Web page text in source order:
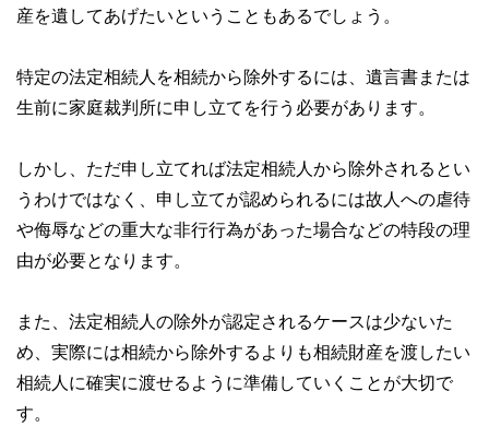
産を遺してあげたいということもあるでしょう。
特定の法定相続人を相続から除外するには、遺言書または
生前に家庭裁判所に申し立てを行う必要があります。
しかし、ただ申し立てれば法定相続人から除外されるとい
うわけではなく、申し立てが認められるには故人への虐待
や侮辱などの重大な非行行為があった場合などの特段の理
由が必要となります。
また、法定相続人の除外が認定されるケースは少ないた
め、実際には相続から除外するよりも相続財産を渡したい
相続人に確実に渡せるように準備していくことが大切で
す。